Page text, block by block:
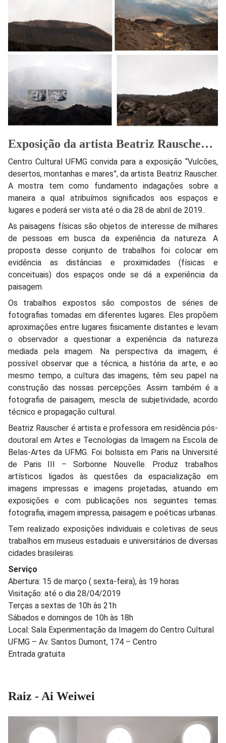
Exposição da artista Beatriz Rauscher com fotografias de paisagens
Centro Cultural UFMG convida para a exposição “Vulcões,
desertos, montanhas e mares”, da artista Beatriz Rauscher.
A mostra tem como fundamento indagações sobre a
maneira a qual atribuímos significados aos espaços e
lugares e poderá ser vista até o dia 28 de abril de 2019..
As paisagens físicas são objetos de interesse de milhares
de pessoas em busca da experiência da natureza. A
proposta desse conjunto de trabalhos foi colocar em
evidência as distâncias e proximidades (físicas e
conceituais) dos espaços onde se dá a experiência da
paisagem.
Os trabalhos expostos são compostos de séries de
fotografias tomadas em diferentes lugares. Eles propõem
aproximações entre lugares fisicamente distantes e levam
o observador a questionar a experiência da natureza
mediada pela imagem. Na perspectiva da imagem, é
possível observar que a técnica, a história da arte, e ao
mesmo tempo, a cultura das imagens, têm seu papel na
construção das nossas percepções. Assim também é a
fotografia de paisagem, mescla de subjetividade, acordo
técnico e propagação cultural.
Beatriz Rauscher é artista e professora em residência pós-
doutoral em Artes e Tecnologias da Imagem na Escola de
Belas-Artes da UFMG. Foi bolsista em Paris na Université
de Paris III – Sorbonne Nouvelle. Produz trabalhos
artísticos ligados às questões da espacialização em
imagens impressas e imagens projetadas, atuando em
exposições e com publicações nos seguintes temas:
fotografia, imagem impressa, paisagem e poéticas urbanas.
Tem realizado exposições individuais e coletivas de seus
trabalhos em museus estaduais e universitários de diversas
cidades brasileiras.
Serviço
Abertura: 15 de março ( sexta-feira), às 19 horas
Visitação: até o dia 28/04/2019
Terças a sextas de 10h às 21h
Sábados e domingos de 10h às 18h
Local: Sala Experimentação da Imagem do Centro Cultural
UFMG – Av. Santos Dumont, 174 – Centro
Entrada gratuita
Raiz - Ai Weiwei